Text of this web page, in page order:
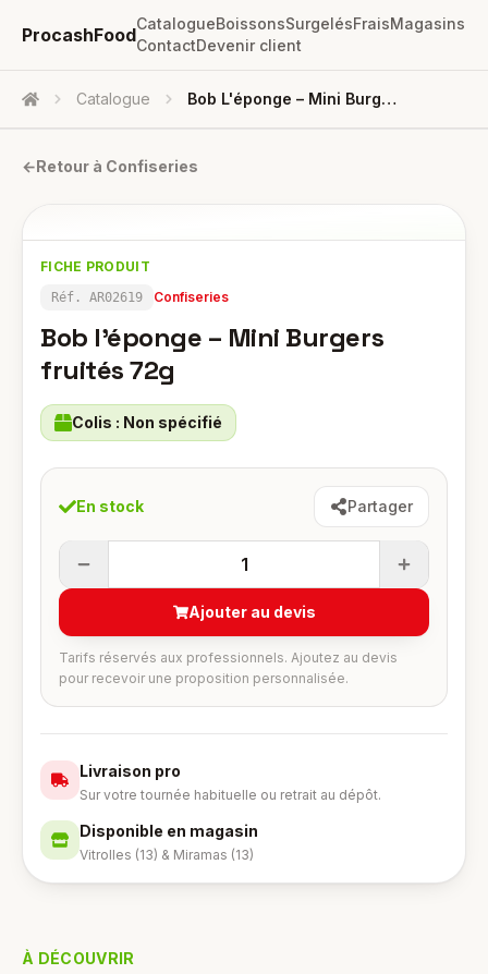
ProcashFood
CatalogueBoissonsSurgelésFraisMagasins
ContactDevenir client
Accueil Catalogue Bob L'éponge – Mini Burgers Fruités 72g
←Retour à Confiseries
FICHE PRODUIT
Réf. AR02619 Confiseries
Bob l'éponge – Mini Burgers
fruités 72g
Colis : Non spécifié
En stock Partager
1
Ajouter au devis
Tarifs réservés aux professionnels. Ajoutez au devis
pour recevoir une proposition personnalisée.
Livraison pro
Sur votre tournée habituelle ou retrait au dépôt.
Disponible en magasin
Vitrolles (13) & Miramas (13)
À DÉCOUVRIR